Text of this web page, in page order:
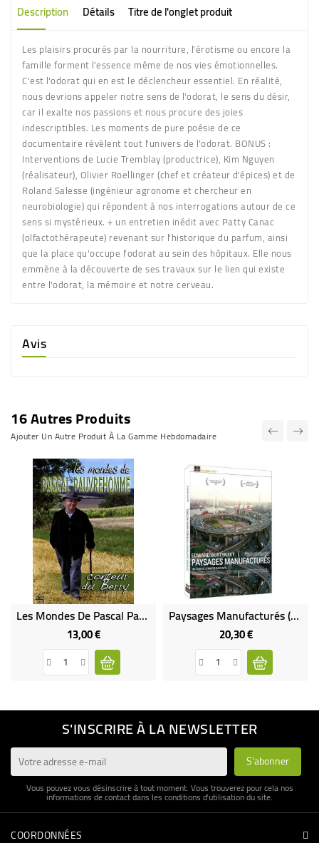
Description Détails Titre de l'onglet produit
Les plaisirs procurés par la nourriture, l'érotisme ou encore la
famille forment l'essence même de nos vies émotionnelles.
C'est l'odorat qui en est le déclencheur essentiel. En réalité,
nous devrions appeler notre sens de l'odorat, le sens du désir,
car il exalte nos passions et nous procure des joies
indescriptibles. Les moments de pure poésie de ce
documentaire révèlent tout l'univers de l'odorat. BONUS :
Interventions de Lucie Tremblay (productrice), Kim Nguyen
(réalisateur), Olivier Roellinger (chef et créateur d'épices) et de
Roland Salesse (ingénieur agronome et chercheur en
neurobiologie) qui répondent à nos interrogations autour de ce
sens si mystérieux. + un entretien inédit avec Patty Canac
(olfactothérapeute) revenant sur l'historique du parfum, ainsi
que la place qu'occupe l'odorat au sein des hôpitaux. Elle nous
emmène à la découverte de ses travaux sur le lien qui existe
entre l'odorat, la mémoire et notre cerveau.
Avis
16 Autres Produits
Ajouter Un Autre Produit À La Gamme Hebdomadaire
Les Mondes De Pascal Pauvrehomme
13,00 €Prix
Paysages Manufacturés (neuf)
20,30 €Prix
S'INSCRIRE À LA NEWSLETTER
Vous pouvez vous désinscrire à tout moment. Vous trouverez pour cela nos
informations de contact dans les conditions d'utilisation du site.
COORDONNÉES